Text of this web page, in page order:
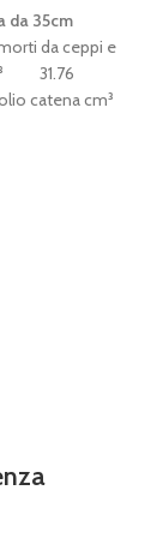
da 35cm
da ceppi e
31.76
catena cm³